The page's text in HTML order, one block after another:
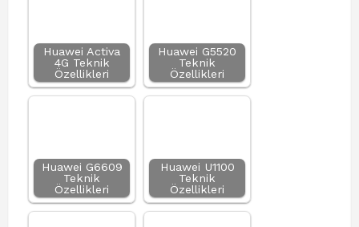
Huawei Activa
4G Teknik
Özellikleri
Huawei G5520
Teknik
Özellikleri
Huawei G6609
Teknik
Özellikleri
Huawei U1100
Teknik
Özellikleri